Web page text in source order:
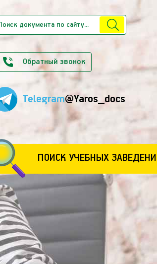
Обратный звонок
Telegram@Yaros_docs
ПОИСК УЧЕБНЫХ